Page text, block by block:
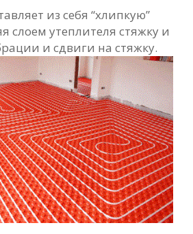
из себя “хлипкую”
слоем утеплителя стяжку и
и сдвиги на стяжку.